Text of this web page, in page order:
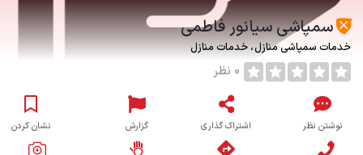
سمپاشی سیانور فاطمی
خدمات سمپاشی منازل خدمات منازل
0 نظر
نوشتن نظر اشتراک گذاری گزارش نشان کردن